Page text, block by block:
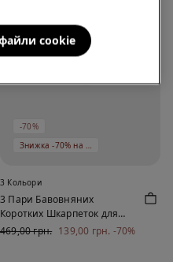
-70%
3 Кольори
3 Пари Бавовняних
Коротких Шкарпеток для
Дівчаток
469,00 грн. 139,00 грн. -70%
сookie